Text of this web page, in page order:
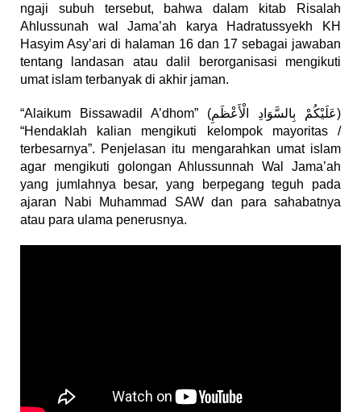
ngaji subuh tersebut, bahwa dalam kitab Risalah
Ahlussunah wal Jama’ah karya Hadratussyekh KH
Hasyim Asy’ari di halaman 16 dan 17 sebagai jawaban
tentang landasan atau dalil berorganisasi mengikuti
umat islam terbanyak di akhir jaman.
“Alaikum Bissawadil A’dhom” (عَلَيْكُمْ بِالسَّوَادِ الْأَعْظَمِ)
“Hendaklah kalian mengikuti kelompok mayoritas /
terbesarnya”. Penjelasan itu mengarahkan umat islam
agar mengikuti golongan Ahlussunnah Wal Jama’ah
yang jumlahnya besar, yang berpegang teguh pada
ajaran Nabi Muhammad SAW dan para sahabatnya
atau para ulama penerusnya.